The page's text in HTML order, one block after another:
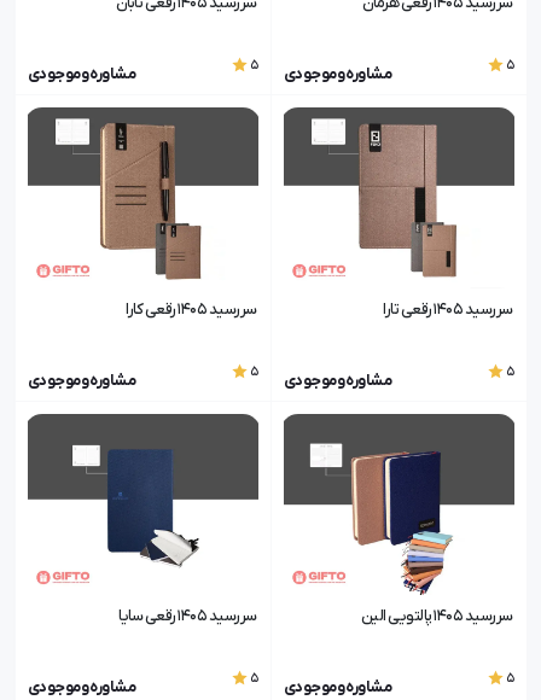
5 مشاوره و موجودی 5 مشاوره و موجودی
سررسید 1405 رقعی تارا
5 مشاوره و موجودی
سررسید 1405 رقعی کارا
5 مشاوره و موجودی
سررسید 1405 پالتویی الین
5 مشاوره و موجودی
سررسید 1405 رقعی سایا
5 مشاوره و موجودی